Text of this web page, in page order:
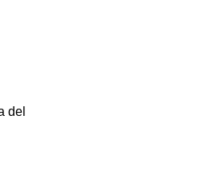
del